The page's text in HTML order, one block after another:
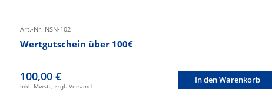
Art.-Nr. NSN-102
Wertgutschein über 100€
100,00 €
inkl. Mwst., zzgl. Versand
In den Warenkorb